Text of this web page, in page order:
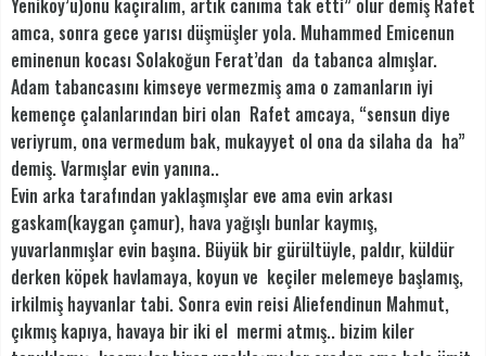
Yeniköy’ü)onu kaçıralım, artık canıma tak etti” olur demiş Rafet
amca, sonra gece yarısı düşmüşler yola. Muhammed Emicenun
eminenun kocası Solakoğun Ferat’dan da tabanca almışlar.
Adam tabancasını kimseye vermezmiş ama o zamanların iyi
kemençe çalanlarından biri olan Rafet amcaya, “sensun diye
veriyrum, ona vermedum bak, mukayyet ol ona da silaha da ha”
demiş. Varmışlar evin yanına..
Evin arka tarafından yaklaşmışlar eve ama evin arkası
gaskam(kaygan çamur), hava yağışlı bunlar kaymış,
yuvarlanmışlar evin başına. Büyük bir gürültüyle, paldır, küldür
derken köpek havlamaya, koyun ve keçiler melemeye başlamış,
irkilmiş hayvanlar tabi. Sonra evin reisi Aliefendinun Mahmut,
çıkmış kapıya, havaya bir iki el mermi atmış.. bizim kiler